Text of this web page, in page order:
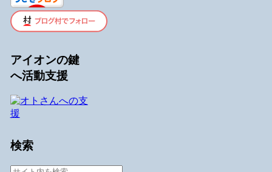
アイオンの鍵
へ活動支援
検索